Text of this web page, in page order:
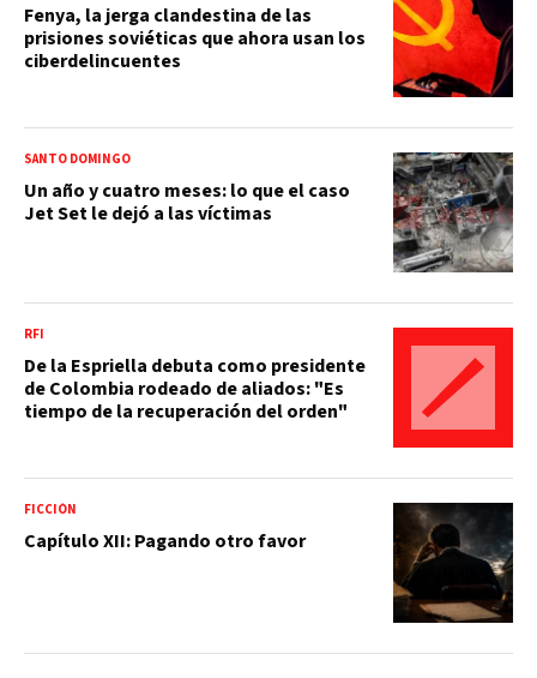
Fenya, la jerga clandestina de las
prisiones soviéticas que ahora usan los
ciberdelincuentes
SANTO DOMINGO
Un año y cuatro meses: lo que el caso
Jet Set le dejó a las víctimas
RFI
De la Espriella debuta como presidente
de Colombia rodeado de aliados: "Es
tiempo de la recuperación del orden"
FICCIÓN
Capítulo XII: Pagando otro favor